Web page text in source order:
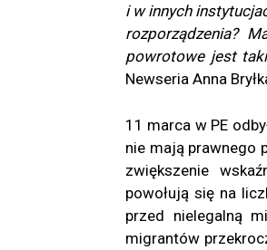
i w innych
rozporządzenia?
powrotowe jest
Newseria Anna
11 marca w PE
nie mają prawnego
zwiększenie
powołują się na
przed nielegalną
migrantów